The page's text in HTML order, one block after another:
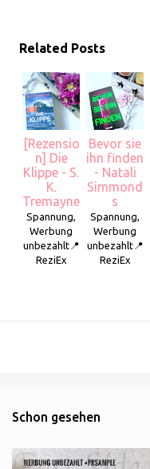
Related Posts
[Rezensio
n] Die
Klippe - S.
K.
Tremayne
Spannung,
Werbung
unbezahlt📍
ReziEx
Bevor sie
ihn finden
- Natali
Simmond
s
Spannung,
Werbung
unbezahlt📍
ReziEx
Schon gesehen